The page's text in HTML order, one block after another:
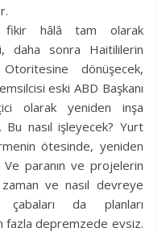
fikir hâlâ tam olarak
daha sonra Haitililerin
dönüşecek,
eski ABD Başkanı
olarak yeniden inşa
Bu nasıl işleyecek? Yurt
ötesinde, yeniden
Ve paranın ve projelerin
ve nasıl devreye
da planları
fazla depremzede evsiz.